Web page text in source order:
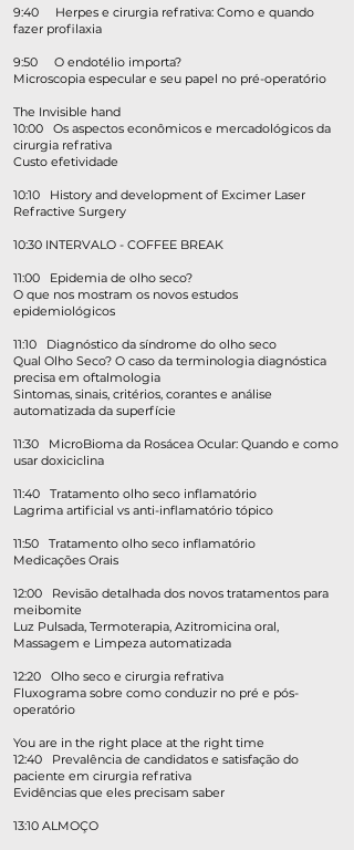
9:40 Herpes e cirurgia refrativa: Como e quando
fazer profilaxia
9:50 O endotélio importa?
Microscopia especular e seu papel no pré-operatório
The Invisible hand
10:00 Os aspectos econômicos e mercadológicos da
cirurgia refrativa
Custo efetividade
10:10 History and development of Excimer Laser
Refractive Surgery
10:30 INTERVALO - COFFEE BREAK
11:00 Epidemia de olho seco?
O que nos mostram os novos estudos
epidemiológicos
11:10 Diagnóstico da síndrome do olho seco
Qual Olho Seco? O caso da terminologia diagnóstica
precisa em oftalmologia
Sintomas, sinais, critérios, corantes e análise
automatizada da superfície
11:30 MicroBioma da Rosácea Ocular: Quando e como
usar doxiciclina
11:40 Tratamento olho seco inflamatório
Lagrima artificial vs anti-inflamatório tópico
11:50 Tratamento olho seco inflamatório
Medicações Orais
12:00 Revisão detalhada dos novos tratamentos para
meibomite
Luz Pulsada, Termoterapia, Azitromicina oral,
Massagem e Limpeza automatizada
12:20 Olho seco e cirurgia refrativa
Fluxograma sobre como conduzir no pré e pós-
operatório
You are in the right place at the right time
12:40 Prevalência de candidatos e satisfação do
paciente em cirurgia refrativa
Evidências que eles precisam saber
13:10 ALMOÇO